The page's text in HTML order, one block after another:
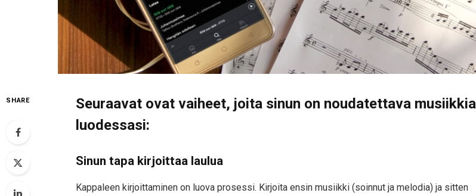
SHARE
Seuraavat ovat vaiheet, joita sinun on noudatettava musiikkia
luodessasi:
Sinun tapa kirjoittaa laulua
Kappaleen kirjoittaminen on luova prosessi. Kirjoita ensin musiikki (soinnut ja melodia) ja sitten